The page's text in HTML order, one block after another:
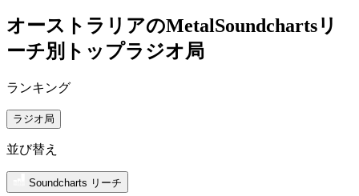
オーストラリアのMetalSoundchartsリ
ーチ別トップラジオ局
ランキング
ラジオ局
並び替え
Soundcharts リーチ